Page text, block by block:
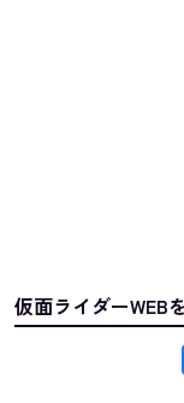
仮面ライダーWEB